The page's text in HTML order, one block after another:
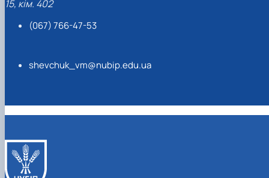
15, кім. 402
(067) 766-47-53
shevchuk_vm@nubip.edu.ua